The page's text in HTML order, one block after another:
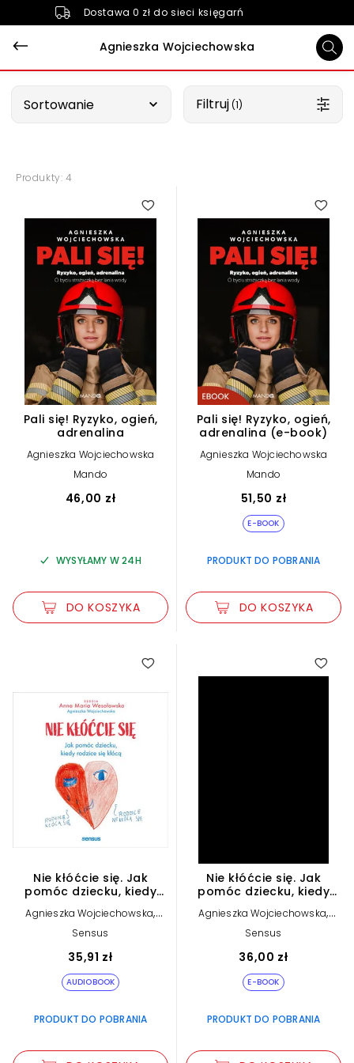
Dostawa 0 zł do sieci księgarń
Agnieszka Wojciechowska
Sortowanie Filtruj (1)
Produkty: 4
Pali się! Ryzyko, ogień,
adrenalina
Agnieszka Wojciechowska
Mando
46,00 zł
WYSYŁAMY W 24H
DO KOSZYKA
Pali się! Ryzyko, ogień,
adrenalina (e-book)
Agnieszka Wojciechowska
Mando
51,50 zł
E-BOOK
PRODUKT DO POBRANIA
DO KOSZYKA
Nie kłóćcie się. Jak
pomóc dziecku, kiedy
audio)
Agnieszka Wojciechowska,
Anna Maria Wesołowska
Sensus
35,91 zł
AUDIOBOOK
PRODUKT DO POBRANIA
Nie kłóćcie się. Jak
pomóc dziecku, kiedy
book)
Agnieszka Wojciechowska,
Anna Maria Wesołowska
Sensus
36,00 zł
E-BOOK
PRODUKT DO POBRANIA